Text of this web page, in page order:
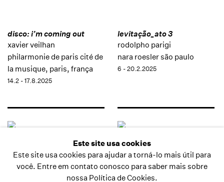
disco: i’m coming out
xavier veilhan
philarmonie de paris cité de
la musique, paris, frança
14.2 - 17.8.2025
levitação_ato 3
rodolpho parigi
nara roesler são paulo
6 - 20.2.2025
Este site usa cookies
Este site usa cookies para ajudar a torná-lo mais útil para
você. Entre em contato conosco para saber mais sobre
nossa Política de Cookies.